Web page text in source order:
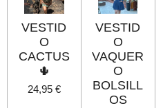
VESTID
O
CACTUS
🌵
24,95 €
VESTID
O
VAQUER
O
BOLSILL
OS